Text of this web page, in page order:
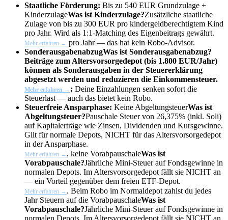
Staatliche Förderung: Bis zu 540 EUR Grundzulage +
KinderzulageWas ist Kinderzulage?Zusätzliche staatliche
Zulage von bis zu 300 EUR pro kindergeldberechtigtem Kind
pro Jahr. Wird als 1:1-Matching des Eigenbeitrags gewährt.
Mehr erfahren → pro Jahr — das hat kein Robo-Advisor.
SonderausgabenabzugWas ist Sonderausgabenabzug?
Beiträge zum Altersvorsorgedepot (bis 1.800 EUR/Jahr)
können als Sonderausgaben in der Steuererklärung
abgesetzt werden und reduzieren die Einkommensteuer.
Mehr erfahren → : Deine Einzahlungen senken sofort die
Steuerlast — auch das bietet kein Robo.
Steuerfreie Ansparphase: Keine AbgeltungsteuerWas ist
Abgeltungsteuer?Pauschale Steuer von 26,375% (inkl. Soli)
auf Kapitalerträge wie Zinsen, Dividenden und Kursgewinne.
Gilt für normale Depots, NICHT für das Altersvorsorgedepot
in der Ansparphase.
Mehr erfahren → , keine VorabpauschaleWas ist
Vorabpauschale?Jährliche Mini-Steuer auf Fondsgewinne in
normalen Depots. Im Altersvorsorgedepot fällt sie NICHT an
— ein Vorteil gegenüber dem freien ETF-Depot.
Mehr erfahren → . Beim Robo im Normaldepot zahlst du jedes
Jahr Steuern auf die VorabpauschaleWas ist
Vorabpauschale?Jährliche Mini-Steuer auf Fondsgewinne in
normalen Depots. Im Altersvorsorgedepot fällt sie NICHT an